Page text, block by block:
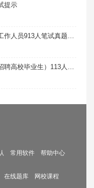
提示
常用软件 帮助中心
在线题库 网校课程